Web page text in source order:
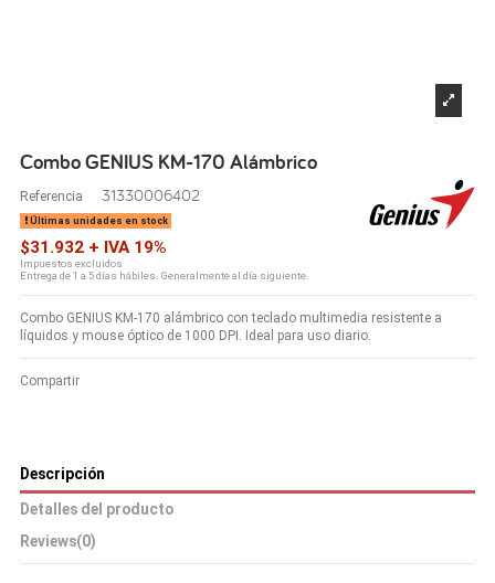
Combo GENIUS KM-170 Alámbrico
Referencia 31330006402
Últimas unidades en stock
$31.932 + IVA 19%
Impuestos excluidos
Entrega de 1 a 5 días hábiles. Generalmente al día siguiente.
Combo GENIUS KM-170 alámbrico con teclado multimedia resistente a
líquidos y mouse óptico de 1000 DPI. Ideal para uso diario.
Compartir
Descripción
Detalles del producto
Reviews(0)